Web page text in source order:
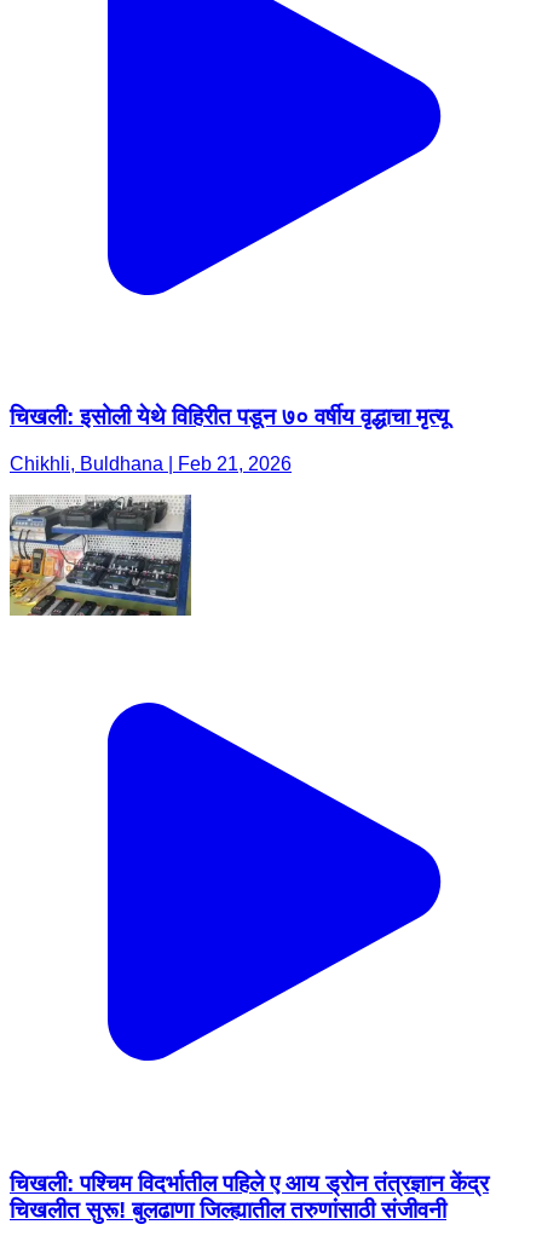
चिखली: इसोली येथे विहिरीत पडून ७० वर्षीय वृद्धाचा मृत्यू
Chikhli, Buldhana | Feb 21, 2026
चिखली: पश्चिम विदर्भातील पहिले ए आय ड्रोन तंत्रज्ञान केंद्र
चिखलीत सुरू! बुलढाणा जिल्ह्यातील तरुणांसाठी संजीवनी